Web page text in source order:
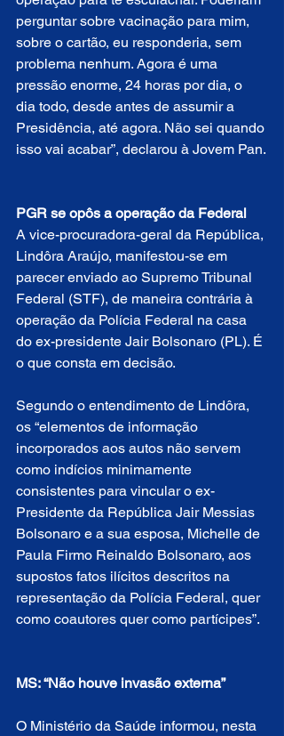
perguntar sobre vacinação para mim,
sobre o cartão, eu responderia, sem
problema nenhum. Agora é uma
pressão enorme, 24 horas por dia, o
dia todo, desde antes de assumir a
Presidência, até agora. Não sei quando
isso vai acabar”, declarou à Jovem Pan.
PGR se opôs a operação da Federal
A vice-procuradora-geral da República,
Lindôra Araújo, manifestou-se em
parecer enviado ao Supremo Tribunal
Federal (STF), de maneira contrária à
operação da Polícia Federal na casa
do ex-presidente Jair Bolsonaro (PL). É
o que consta em decisão.
Segundo o entendimento de Lindôra,
os “elementos de informação
incorporados aos autos não servem
como indícios minimamente
consistentes para vincular o ex-
Presidente da República Jair Messias
Bolsonaro e a sua esposa, Michelle de
Paula Firmo Reinaldo Bolsonaro, aos
supostos fatos ilícitos descritos na
representação da Polícia Federal, quer
como coautores quer como partícipes”.
MS: “Não houve invasão externa”
O Ministério da Saúde informou, nesta